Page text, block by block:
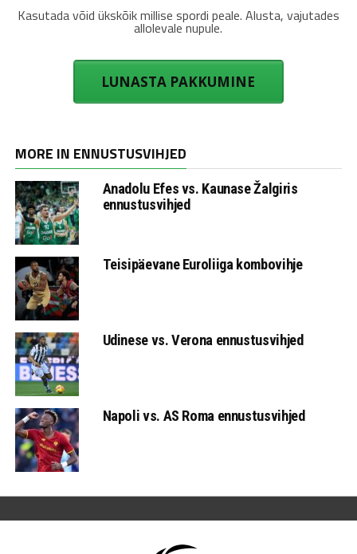
Kasutada võid ükskõik millise spordi peale. Alusta, vajutades
allolevale nupule.
LUNASTA PAKKUMINE
MORE IN ENNUSTUSVIHJED
Anadolu Efes vs. Kaunase Žalgiris
ennustusvihjed
Teisipäevane Euroliiga kombovihje
Udinese vs. Verona ennustusvihjed
Napoli vs. AS Roma ennustusvihjed